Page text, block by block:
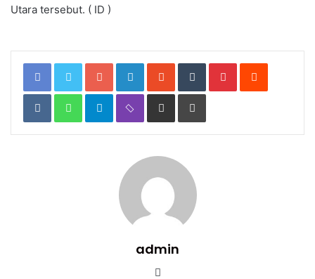
Utara tersebut. ( ID )
Google+LinkedInStumbleUpon
TumblrPinterestReddit
VKontakteWhatsAppTelegramViber Share
Email
Print
admin
Website